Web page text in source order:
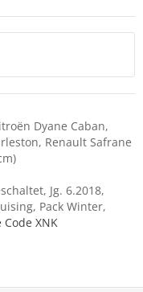
Dyane Caban,
Renault Safrane
Jg. 6.2018,
Pack Winter,
XNK